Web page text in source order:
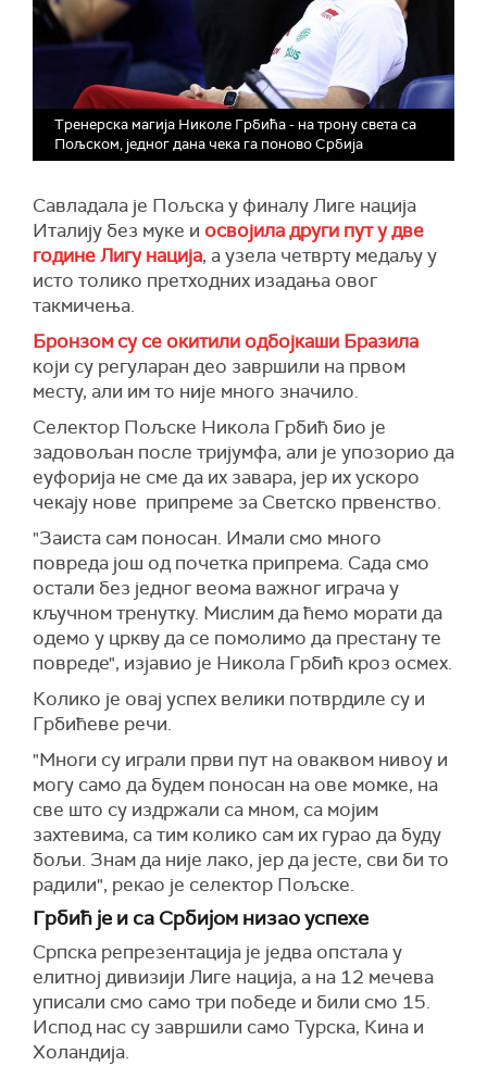
Тренерска магија Николе Грбића - на трону света са
Пољском, једног дана чека га поново Србија
Савладала је Пољска у финалу Лиге нација
Италију без муке и освојила други пут у две
године Лигу нација, а узела четврту медаљу у
исто толико претходних изадања овог
такмичења.
Бронзом су се окитили одбојкаши Бразила
који су регуларан део завршили на првом
месту, али им то није много значило.
Селектор Пољске Никола Грбић био је
задовољан после тријумфа, али је упозорио да
еуфорија не сме да их завара, јер их ускоро
чекају нове припреме за Светско првенство.
"Заиста сам поносан. Имали смо много
повреда још од почетка припрема. Сада смо
остали без једног веома важног играча у
кључном тренутку. Мислим да ћемо морати да
одемо у цркву да се помолимо да престану те
повреде", изјавио је Никола Грбић кроз осмех.
Колико је овај успех велики потврдиле су и
Грбићеве речи.
"Многи су играли први пут на оваквом нивоу и
могу само да будем поносан на ове момке, на
све што су издржали са мном, са мојим
захтевима, са тим колико сам их гурао да буду
бољи. Знам да није лако, јер да јесте, сви би то
радили", рекао је селектор Пољске.
Грбић је и са Србијом низао успехе
Српска репрезентација је једва опстала у
елитној дивизији Лиге нација, а на 12 мечева
уписали смо само три победе и били смо 15.
Испод нас су завршили само Турска, Кина и
Холандија.